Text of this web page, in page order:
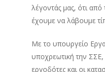
λέγοντάς μας, ότι
έχουμε να λάβουμε
Με το υπουργείο
υποχρεωτική την
εργοδότες και οι